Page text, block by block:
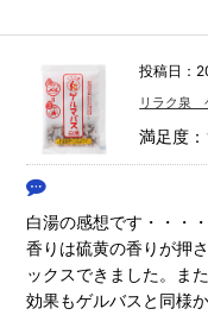
投稿日：
リラク泉
満足度：
白湯の感想です・・・・
香りは硫黄の香りが押
ックスできました。ま
効果もゲルバスと同様